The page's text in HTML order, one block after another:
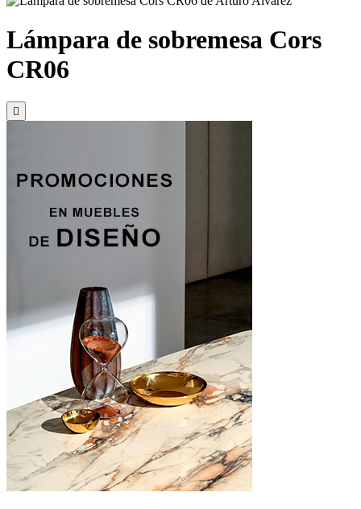
Lámpara de sobremesa Cors
CR06
